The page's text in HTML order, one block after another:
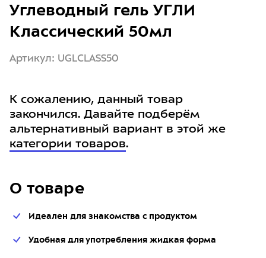
О товаре
Идеален для знакомства с продуктом
Удобная для употребления жидкая форма
Углеводный гель УГЛИ
Классический 50мл
Артикул: UGLCLASS50
К сожалению, данный товар
закончился. Давайте подберём
альтернативный вариант в этой же
категории товаров.